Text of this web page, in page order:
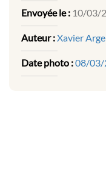
Envoyée le : 10/03/
Auteur :Xavier
Date photo :08/03/